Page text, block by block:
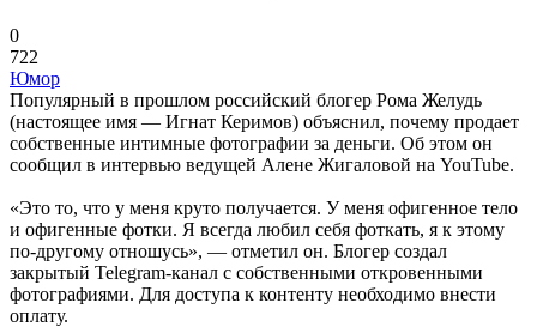
0
722
Юмор
Популярный в прошлом российский блогер Рома Желудь
(настоящее имя — Игнат Керимов) объяснил, почему продает
собственные интимные фотографии за деньги. Об этом он
сообщил в интервью ведущей Алене Жигаловой на YouTube.
«Это то, что у меня круто получается. У меня офигенное тело
и офигенные фотки. Я всегда любил себя фоткать, я к этому
по-другому отношусь», — отметил он. Блогер создал
закрытый Telegram-канал с собственными откровенными
фотографиями. Для доступа к контенту необходимо внести
оплату.